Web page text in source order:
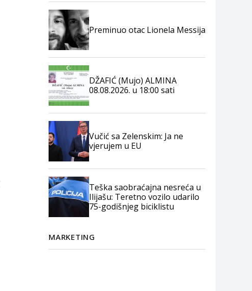
Preminuo otac Lionela Messija
DŽAFIĆ (Mujo) ALMINA
08.08.2026. u 18:00 sati
Vučić sa Zelenskim: Ja ne
vjerujem u EU
Teška saobraćajna nesreća u
Ilijašu: Teretno vozilo udarilo
75-godišnjeg biciklistu
MARKETING